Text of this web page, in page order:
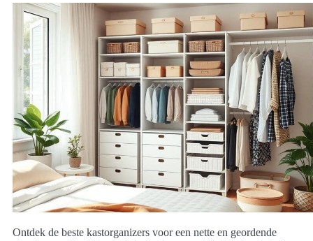
Ontdek de beste kastorganizers voor een nette en geordende